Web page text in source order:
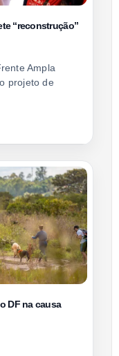
“reconstrução”
Ampla
projeto de
DF na causa